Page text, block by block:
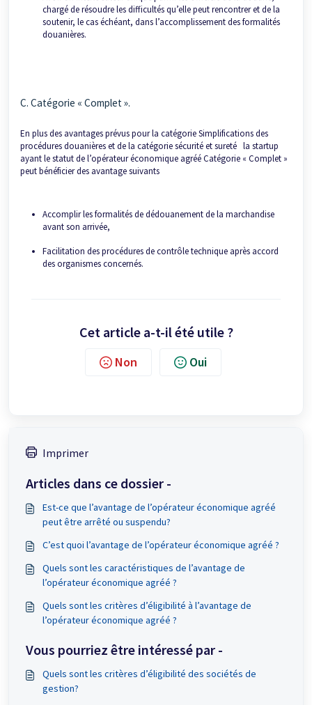
chargé de résoudre les difficultés qu’elle peut rencontrer et de la
soutenir, le cas échéant, dans l’accomplissement des formalités
douanières.
C. Catégorie « Complet ».
En plus des avantages prévus pour la catégorie Simplifications des
procédures douanières et de la catégorie sécurité et sureté la startup
ayant le statut de l’opérateur économique agréé Catégorie « Complet »
peut bénéficier des avantage suivants
Accomplir les formalités de dédouanement de la marchandise
avant son arrivée,
Facilitation des procédures de contrôle technique après accord
des organismes concernés.
Cet article a-t-il été utile ?
Non Oui
Imprimer
Articles dans ce dossier -
Est-ce que l’avantage de l’opérateur économique agréé
peut être arrêté ou suspendu?
C’est quoi l’avantage de l’opérateur économique agréé ?
Quels sont les caractéristiques de l’avantage de
l’opérateur économique agréé ?
Quels sont les critères d’éligibilité à l’avantage de
l’opérateur économique agréé ?
Vous pourriez être intéressé par -
Quels sont les critères d’éligibilité des sociétés de
gestion?